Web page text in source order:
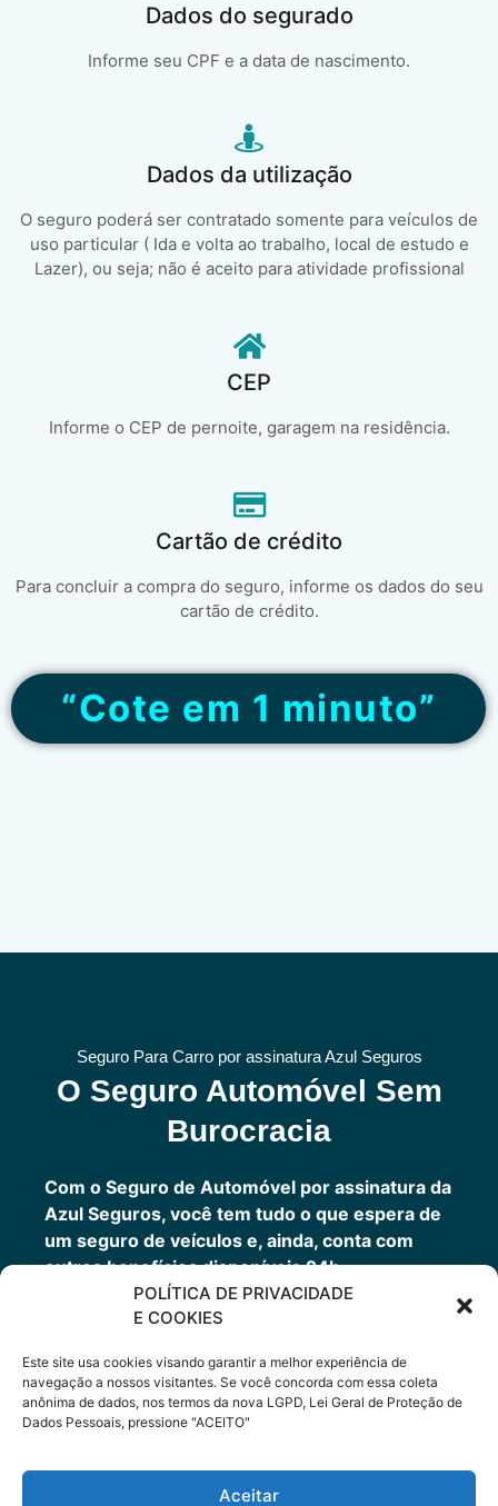
POLÍTICA DE PRIVACIDADE
E COOKIES
Este site usa cookies visando garantir a melhor experiência de
navegação a nossos visitantes. Se você concorda com essa coleta
anônima de dados, nos termos da nova LGPD, Lei Geral de Proteção de
Dados Pessoais, pressione "ACEITO"
Aceitar
Dados do segurado
Informe seu CPF e a data de nascimento.
Dados da utilização
O seguro poderá ser contratado somente para veículos de
uso particular ( Ida e volta ao trabalho, local de estudo e
Lazer), ou seja; não é aceito para atividade profissional
CEP
Informe o CEP de pernoite, garagem na residência.
Cartão de crédito
Para concluir a compra do seguro, informe os dados do seu
cartão de crédito.
“Cote em 1 minuto”
Seguro Para Carro por assinatura Azul Seguros
O Seguro Automóvel Sem
Burocracia
Com o Seguro de Automóvel por assinatura da
Azul Seguros, você tem tudo o que espera de
um seguro de veículos e, ainda, conta com
outros benefícios disponíveis 24h.
Você tem um seguro completo com a garantia
de uma empresa sólida que faz parte do grupo